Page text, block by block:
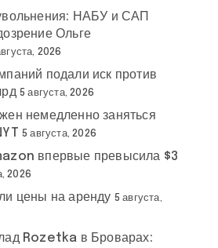
НАБУ и САП
Ольге
2026
подали иск против
5 августа, 2026
немедленно заняться
5 августа, 2026
впервые превысила $3
2026
цены на аренду 5 августа,
Rozetka в Броварах: